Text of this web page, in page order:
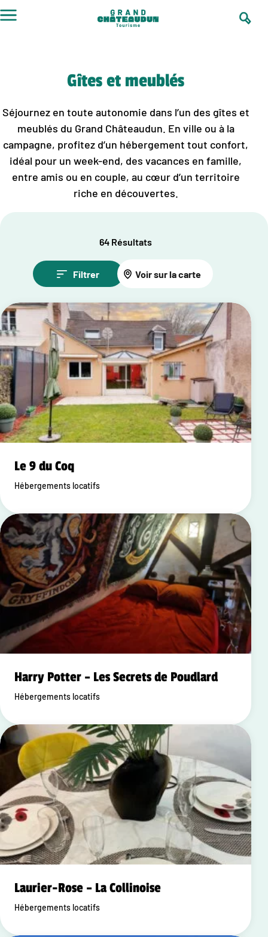
au
Gîtes et meublés
Séjournez en toute autonomie dans l’un des gîtes et
meublés du Grand Châteaudun. En ville ou à la
campagne, profitez d’un hébergement tout confort,
idéal pour un week-end, des vacances en famille,
entre amis ou en couple, au cœur d’un territoire
riche en découvertes.
64 Résultats
Filtrer Voir sur la carte
Le 9 du Coq
Hébergements locatifs
Harry Potter – Les Secrets de Poudlard
Hébergements locatifs
Laurier-Rose – La Collinoise
Hébergements locatifs